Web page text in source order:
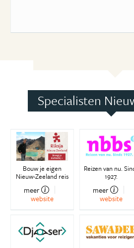
Specialisten
Bouw je eigen
Nieuw-Zeeland reis
meer
website
Reizen van nu.
1927.
meer
website